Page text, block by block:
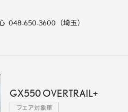
048-650-3600 （埼玉）
GX550 OVERTRAIL+
フェア対象車